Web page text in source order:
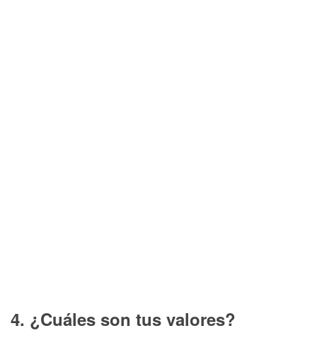
4. ¿Cuáles son tus valores?